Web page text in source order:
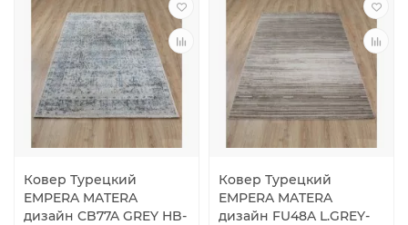
Ковер Турецкий
EMPERA MATERA
дизайн CB77A GREY HB-
Ковер Турецкий
EMPERA MATERA
дизайн FU48A L.GREY-